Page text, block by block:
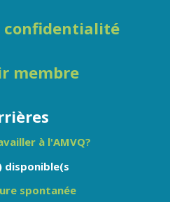
confidentialité
membre
à l'AMVQ?
disponible(s
spontanée